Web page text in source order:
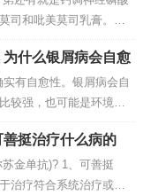
司和吡美莫司乳膏。此
制剂也对银屑病有治疗
疗为主。去除诱发因
吸道感染。有明显瘙痒
。治疗方法进行期银屑
上呼吸道感染...
什么银屑病会自愈
有自愈性。银屑病会自
较强，也可能是环境因
种慢性炎症性皮肤疾病，
的。尽管银屑病无法完
症状可能会自行缓解或
3、银屑病是一种慢性皮
挺治疗什么病的
金单抗)? 1、可善挺
治疗符合系统治疗或光